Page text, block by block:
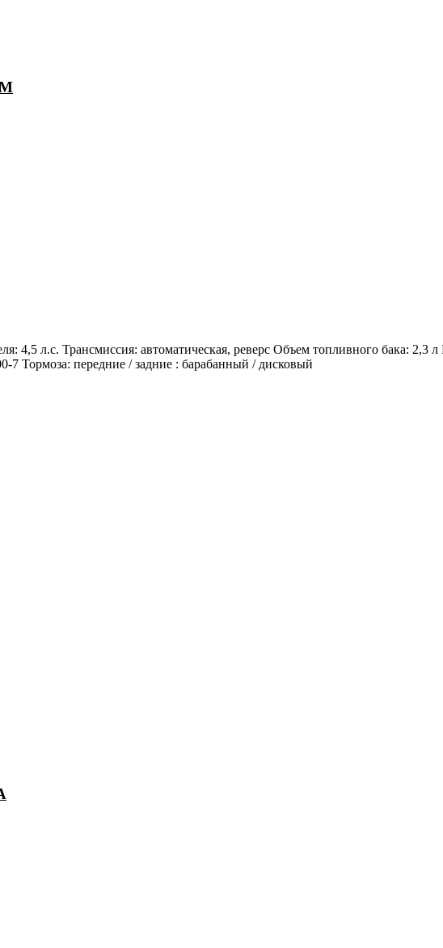
4,5 л.с. Трансмиссия: автоматическая, реверс Объем топливного бака: 2,3
7 Тормоза: передние / задние : барабанный / дисковый